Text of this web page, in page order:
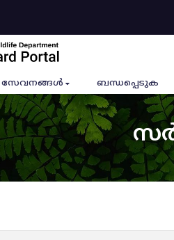
സേവനങ്ങൾ ബന്ധപ്പെടുക